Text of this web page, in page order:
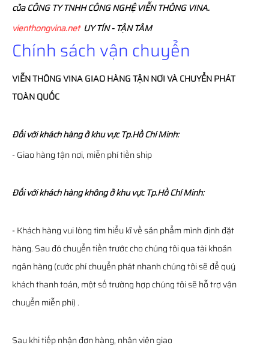
của CÔNG TY TNHH CÔNG NGHỆ VIỄN THÔNG VINA.
vienthongvina.netUY TÍN - TẬN TÂM
Chính sách vận chuyển
VIỄN THÔNGVINAGIAO HÀNG TẬN NƠI VÀ CHUYỂN PHÁT
TOÀN QUỐC
Đối với khách hàng ở khu vực Tp.Hồ Chí Minh:
- Giao hàng tận nơi, miễn phí tiền ship
Đối với khách hàng không ở khu vực Tp.Hồ Chí Minh:
- Khách hàng vui lòng tìm hiểu kĩ về sản phẩm mình định đặt
hàng. Sau đó chuyển tiền trước cho chúng tôi qua tài khoản
ngân hàng (cước phí chuyển phát nhanh chúng tôi sẽ để quý
khách thanh toán, một số trường hợp chúng tôi sẽ hỗ trợ vận
chuyển miễn phí) .
Sau khi tiếp nhận đơn hàng, nhân viên giao